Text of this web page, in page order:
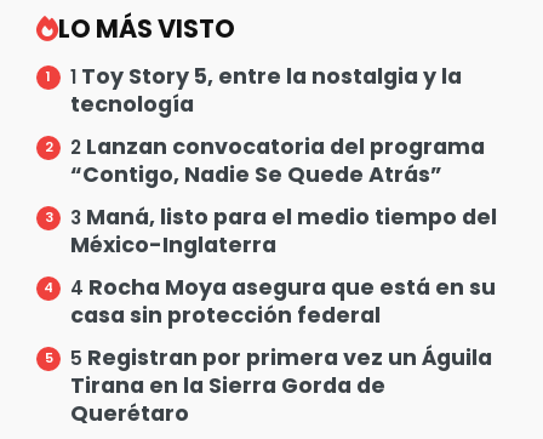
LO MÁS VISTO
1 Toy Story 5, entre la nostalgia y la
tecnología
2 Lanzan convocatoria del programa
“Contigo, Nadie Se Quede Atrás”
3 Maná, listo para el medio tiempo del
México-Inglaterra
4 Rocha Moya asegura que está en su
casa sin protección federal
5 Registran por primera vez un Águila
Tirana en la Sierra Gorda de
Querétaro